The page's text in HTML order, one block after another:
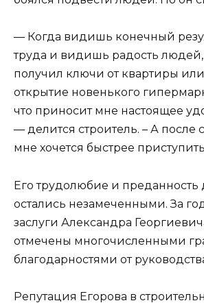
— Когда видишь конечный
труда и видишь радость людей,
получил ключи от квартиры
открытие новенького
что приносит мне настоящее
— делится строитель. – А после
мне хочется быстрее
Его трудолюбие и преданность
остались незамеченными. За
заслуги Александра
отмечены многочисленными
благодарностями от
Репутация Егорова в